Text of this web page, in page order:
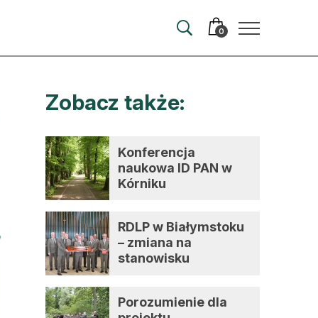
0
autorem
Zobacz także:
Konferencja
naukowa ID PAN w
Kórniku
RDLP w Białymstoku
– zmiana na
stanowisku
Porozumienie dla